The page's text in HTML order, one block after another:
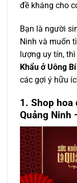
đề kháng cho
Bạn là người
Ninh và muốn
lượng uy tín, thì
Khẩu ở Uông
các gợi ý hữu
1. Shop hoa
Quảng Ninh